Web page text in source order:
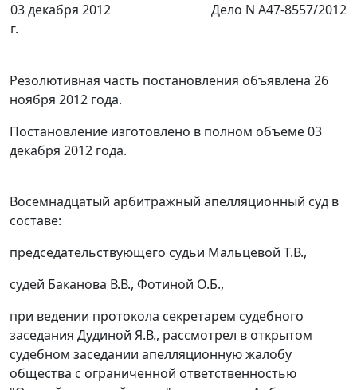
03 декабря 2012
г.
Дело N А47-8557/2012
Резолютивная часть постановления объявлена 26
ноября 2012 года.
Постановление изготовлено в полном объеме 03
декабря 2012 года.
Восемнадцатый арбитражный апелляционный суд в
составе:
председательствующего судьи Мальцевой Т.В.,
судей Баканова В.В., Фотиной О.Б.,
при ведении протокола секретарем судебного
заседания Дудиной Я.В., рассмотрел в открытом
судебном заседании апелляционную жалобу
общества с ограниченной ответственностью